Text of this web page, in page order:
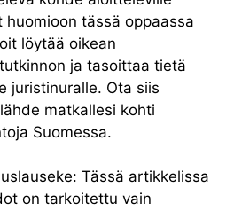
huomioon tässä oppaassa
löytää oikean
ja tasoittaa tietä
juristinuralle. Ota siis
matkallesi kohti
Suomessa.
Tässä artikkelissa
on tarkoitettu vain